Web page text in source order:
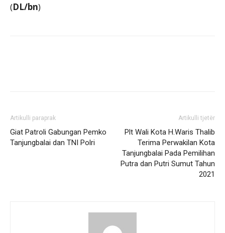
(DL/bn)
Artikulli paraprak
Giat Patroli Gabungan Pemko
Tanjungbalai dan TNI Polri
Artikulli tjetër
Plt Wali Kota H.Waris Thalib
Terima Perwakilan Kota
Tanjungbalai Pada Pemilihan
Putra dan Putri Sumut Tahun
2021